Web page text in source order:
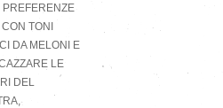
PREFERENZE
TONI
DA MELONI E
LE
DEL